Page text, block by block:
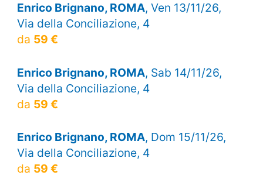
Enrico Brignano, ROMA, Ven 13/11/26,
Via della Conciliazione, 4
da 59 €
Enrico Brignano, ROMA, Sab 14/11/26,
Via della Conciliazione, 4
da 59 €
Enrico Brignano, ROMA, Dom 15/11/26,
Via della Conciliazione, 4
da 59 €